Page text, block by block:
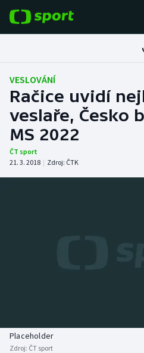
Fotbal
Hokej
Tenis
Atletika
Biatlon
Aplikace ČT sport
VESLOVÁNÍ
Račice uvidí
veslaře, Česko
MS 2022
ČT sport
21. 3. 2018 | Zdroj: ČTK
Placeholder
Zdroj: ČT sport